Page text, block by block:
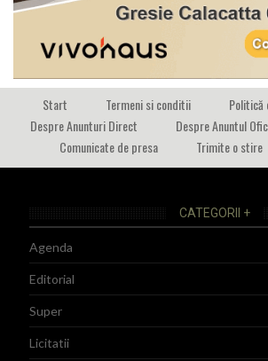
Start Termeni si conditii
Politică
Despre Anunturi Direct
Despre Anuntul
Comunicate de presa
Trimite o stire
CATEGORII +
Agenda
Editorial
Super
Licitatii